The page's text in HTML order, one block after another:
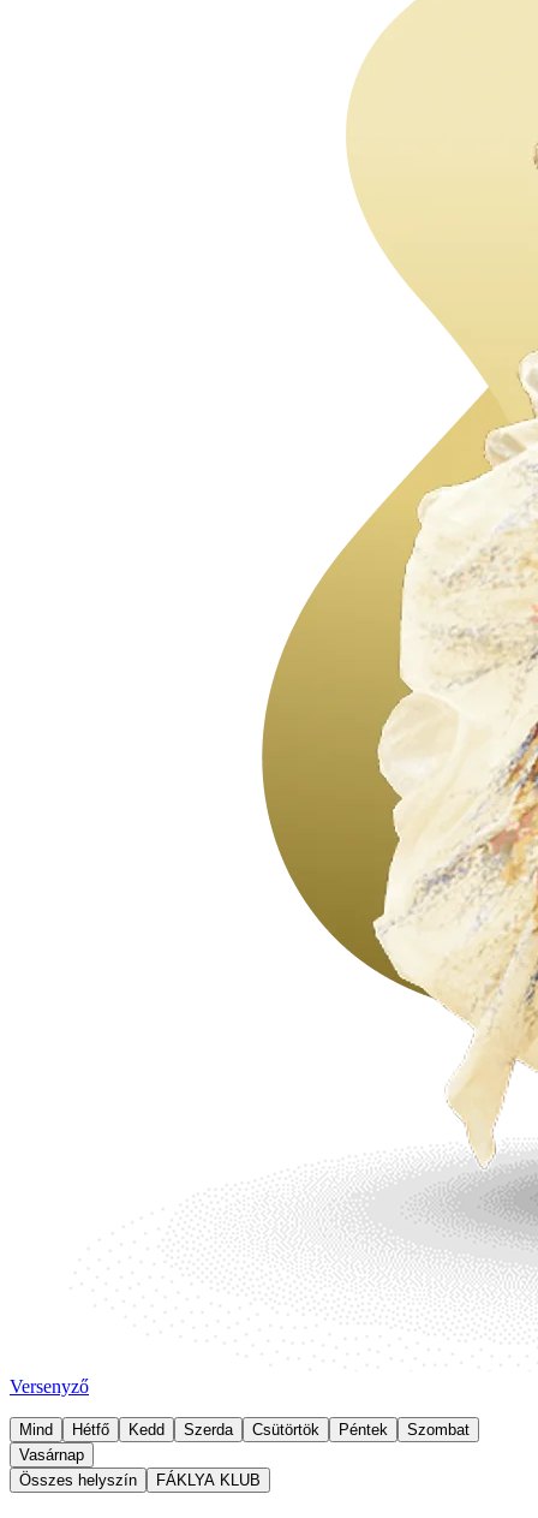
Versenyző
Mind Hétfő Kedd Szerda Csütörtök Péntek
Szombat
Vasárnap
Összes helyszín
FÁKLYA KLUB